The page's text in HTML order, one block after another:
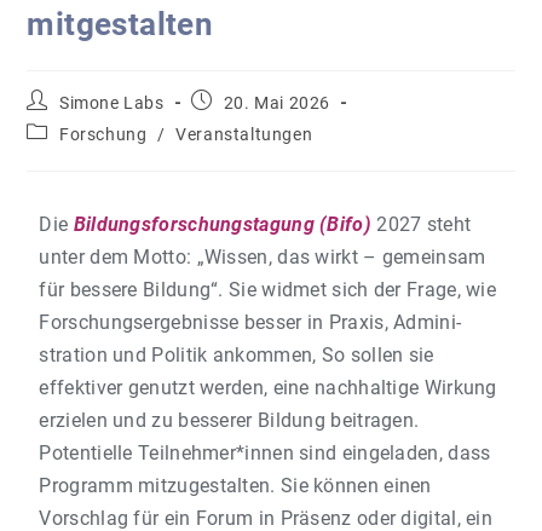
mitgestalten
Simone Labs
20. Mai 2026
Forschung
/ Veranstaltungen
Die Bildungsforschungstagung (Bifo) 2027 steht
unter dem Motto: „Wissen, das wirkt – gemeinsam
für bessere Bildung“. Sie widmet sich der Frage, wie
Forschungsergebnisse besser in Praxis, Admini­
stration und Politik ankommen, So sollen sie
effektiver genutzt werden, eine nachhaltige Wirkung
erzielen und zu besserer Bildung beitragen.
Potentielle Teilnehmer*innen sind eingeladen, dass
Programm mitzugestalten. Sie können einen
Vorschlag für ein Forum in Präsenz oder digital, ein